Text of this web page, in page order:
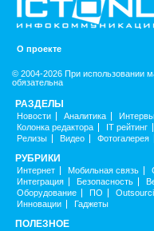
О проекте
© 2004-2026 При использовании
обязательна
РАЗДЕЛЫ
Новости Аналитика
Колонка редактора
IT рейтинг
Релизы
Видео Фотогалерея
РУБРИКИ
Интернет Мобильная связь
Интеграция
Безопасность
Оборудование
ПО
Инновации
Гаджеты
ПОЛЕЗНОЕ